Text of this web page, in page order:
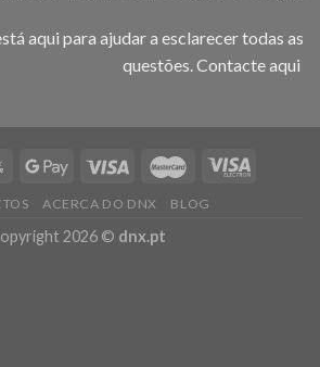
aqui para ajudar a esclarecer todas as
questões.Contacte aqui
ACERCA DO DNX BLOG
2026 © dnx.pt